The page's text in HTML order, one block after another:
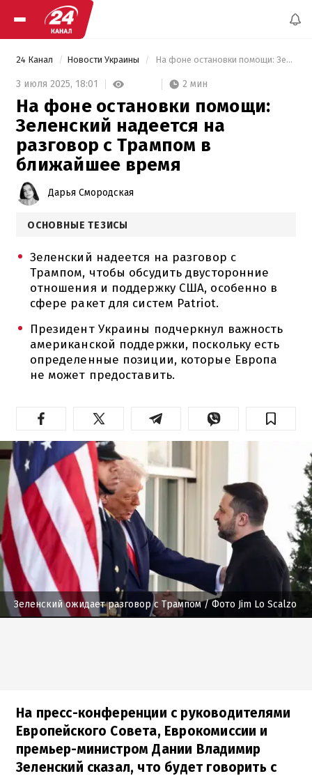
24 Канал Новости Украины На фоне остановки помощи: Зеленский надеется на разговор с Трампом в ближайшее время
3 июля 2025, 18:01 2 мин
На фоне остановки помощи:
Зеленский надеется на
разговор с Трампом в
ближайшее время
Дарья Смородская
ОСНОВНЫЕ ТЕЗИСЫ
Зеленский надеется на разговор с
Трампом, чтобы обсудить двусторонние
отношения и поддержку США, особенно в
сфере ракет для систем Patriot.
Президент Украины подчеркнул важность
американской поддержки, поскольку есть
определенные позиции, которые Европа
не может предоставить.
Зеленский ожидает разговор с Трампом/ Фото Jim Lo Scalzo
На пресс-конференции с руководителями
Европейского Совета, Еврокомиссии и
премьер-министром Дании Владимир
Зеленский сказал, что будет говорить с